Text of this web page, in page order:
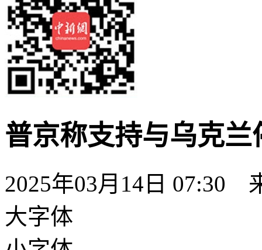
普京称支持与乌克
2025年03月14日 07:30
大字体